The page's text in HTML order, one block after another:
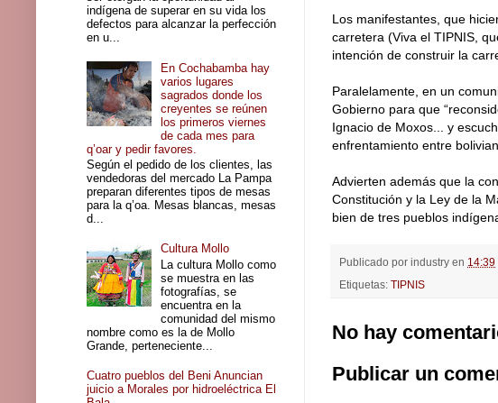
Los manifestantes, que
carretera (Viva el TIPNIS,
intención de construir la
Paralelamente, en un
Gobierno para que
Ignacio de Moxos... y
enfrentamiento entre
Advierten además que la
Constitución y la Ley de la
bien de tres pueblos
Publicado por industry en 14:39
Etiquetas: TIPNIS
No hay
Publicar un
indígena de superar en su vida los
defectos para alcanzar la perfección
en u...
En Cochabamba hay
varios lugares
sagrados donde los
creyentes se reúnen
los primeros viernes
de cada mes para
q’oar y pedir favores.
Según el pedido de los clientes, las
vendedoras del mercado La Pampa
preparan diferentes tipos de mesas
para la q’oa. Mesas blancas, mesas
d...
Cultura Mollo
La cultura Mollo como
se muestra en las
fotografías, se
encuentra en la
comunidad del mismo
nombre como es la de Mollo
Grande, perteneciente...
Cuatro pueblos del Beni Anuncian
juicio a Morales por hidroeléctrica El